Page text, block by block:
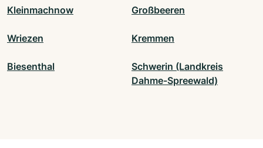
Kleinmachnow Großbeeren
Wriezen Kremmen
Biesenthal
Schwerin (Landkreis
Dahme-Spreewald)